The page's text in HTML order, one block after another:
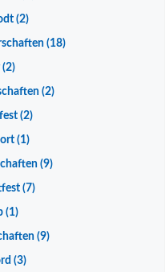
(2)
(18)
(2)
(2)
(2)
(1)
(9)
(7)
(1)
(9)
(3)